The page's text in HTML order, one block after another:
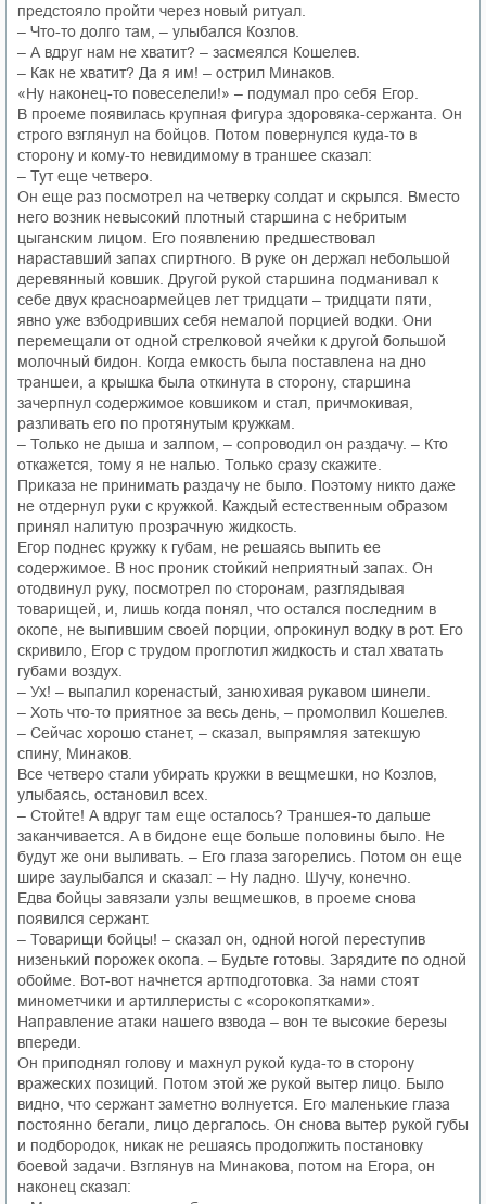
предстояло пройти через новый ритуал.
– Что-то долго там, – улыбался Козлов.
– А вдруг нам не хватит? – засмеялся Кошелев.
– Как не хватит? Да я им! – острил Минаков.
«Ну наконец-то повеселели!» – подумал про себя Егор.
В проеме появилась крупная фигура здоровяка-сержанта. Он
строго взглянул на бойцов. Потом повернулся куда-то в
сторону и кому-то невидимому в траншее сказал:
– Тут еще четверо.
Он еще раз посмотрел на четверку солдат и скрылся. Вместо
него возник невысокий плотный старшина с небритым
цыганским лицом. Его появлению предшествовал
нараставший запах спиртного. В руке он держал небольшой
деревянный ковшик. Другой рукой старшина подманивал к
себе двух красноармейцев лет тридцати – тридцати пяти,
явно уже взбодривших себя немалой порцией водки. Они
перемещали от одной стрелковой ячейки к другой большой
молочный бидон. Когда емкость была поставлена на дно
траншеи, а крышка была откинута в сторону, старшина
зачерпнул содержимое ковшиком и стал, причмокивая,
разливать его по протянутым кружкам.
– Только не дыша и залпом, – сопроводил он раздачу. – Кто
откажется, тому я не налью. Только сразу скажите.
Приказа не принимать раздачу не было. Поэтому никто даже
не отдернул руки с кружкой. Каждый естественным образом
принял налитую прозрачную жидкость.
Егор поднес кружку к губам, не решаясь выпить ее
содержимое. В нос проник стойкий неприятный запах. Он
отодвинул руку, посмотрел по сторонам, разглядывая
товарищей, и, лишь когда понял, что остался последним в
окопе, не выпившим своей порции, опрокинул водку в рот. Его
скривило, Егор с трудом проглотил жидкость и стал хватать
губами воздух.
– Ух! – выпалил коренастый, занюхивая рукавом шинели.
– Хоть что-то приятное за весь день, – промолвил Кошелев.
– Сейчас хорошо станет, – сказал, выпрямляя затекшую
спину, Минаков.
Все четверо стали убирать кружки в вещмешки, но Козлов,
улыбаясь, остановил всех.
– Стойте! А вдруг там еще осталось? Траншея-то дальше
заканчивается. А в бидоне еще больше половины было. Не
будут же они выливать. – Его глаза загорелись. Потом он еще
шире заулыбался и сказал: – Ну ладно. Шучу, конечно.
Едва бойцы завязали узлы вещмешков, в проеме снова
появился сержант.
– Товарищи бойцы! – сказал он, одной ногой переступив
низенький порожек окопа. – Будьте готовы. Зарядите по одной
обойме. Вот-вот начнется артподготовка. За нами стоят
минометчики и артиллеристы с «сорокопятками».
Направление атаки нашего взвода – вон те высокие березы
впереди.
Он приподнял голову и махнул рукой куда-то в сторону
вражеских позиций. Потом этой же рукой вытер лицо. Было
видно, что сержант заметно волнуется. Его маленькие глаза
постоянно бегали, лицо дергалось. Он снова вытер рукой губы
и подбородок, никак не решаясь продолжить постановку
боевой задачи. Взглянув на Минакова, потом на Егора, он
наконец сказал: